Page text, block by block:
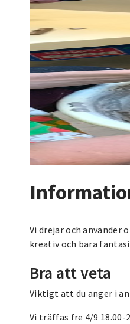
Vi drejar och
kreativ och bara
Bra att veta
Viktigt att du anger i
Vi träffas fre 4/9